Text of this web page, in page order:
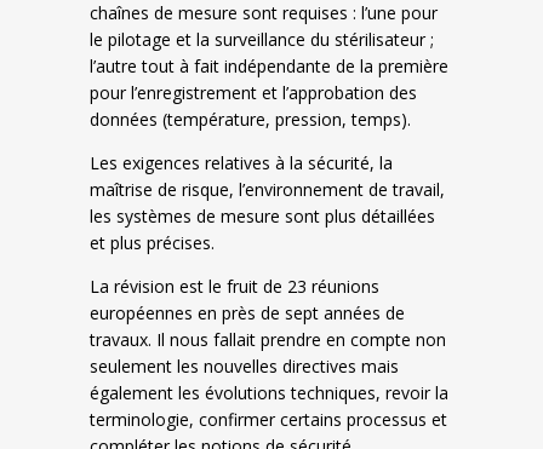
chaînes de mesure sont requises : l’une pour
le pilotage et la surveillance du stérilisateur ;
l’autre tout à fait indépendante de la première
pour l’enregistrement et l’approbation des
données (température, pression, temps).
Les exigences relatives à la sécurité, la
maîtrise de risque, l’environnement de travail,
les systèmes de mesure sont plus détaillées
et plus précises.
La révision est le fruit de 23 réunions
européennes en près de sept années de
travaux. Il nous fallait prendre en compte non
seulement les nouvelles directives mais
également les évolutions techniques, revoir la
terminologie, confirmer certains processus et